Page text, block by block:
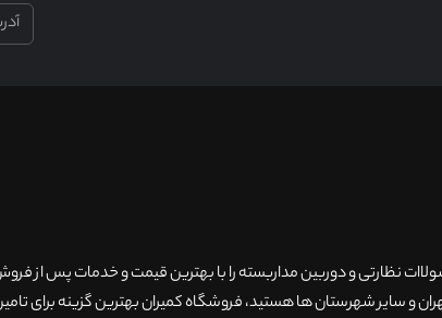
فروش محصولاات نظارتی و دوربین مداربسته را با بهترین قیمت و خدمات پس
و سایر شهرستان ها هستید، فروشگاه کمیران بهترین گزینه برای